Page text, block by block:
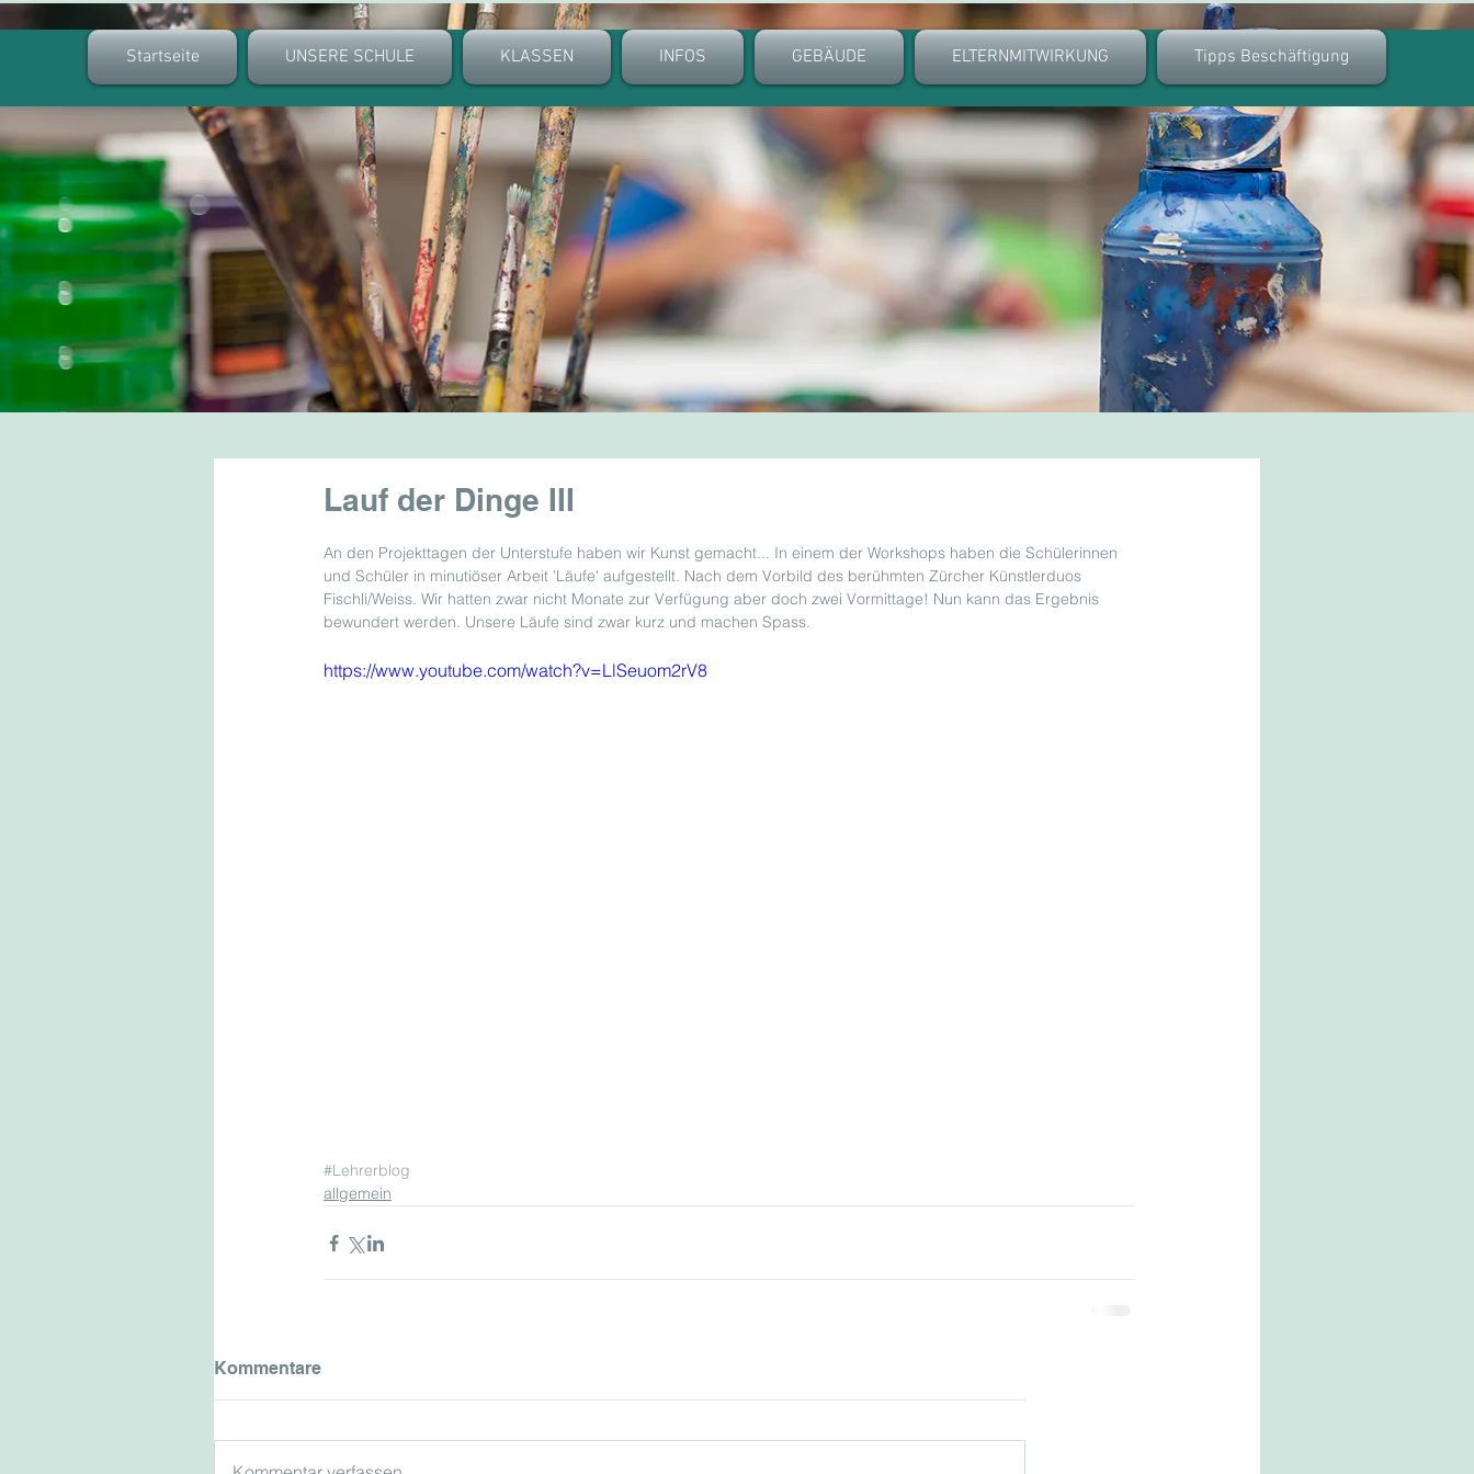
Startseite UNSERE SCHULE KLASSEN INFOS GEBÄUDE ELTERNMITWIRKUNG Tipps Beschäftigung
Lauf der Dinge III
An den Projekttagen der Unterstufe haben wir Kunst gemacht... In einem der Workshops haben die Schülerinnen
und Schüler in minutiöser Arbeit 'Läufe' aufgestellt. Nach dem Vorbild des berühmten Zürcher Künstlerduos
Fischli/Weiss. Wir hatten zwar nicht Monate zur Verfügung aber doch zwei Vormittage! Nun kann das Ergebnis
bewundert werden. Unsere Läufe sind zwar kurz und machen Spass.
https://www.youtube.com/watch?v=LlSeuom2rV8
#Lehrerblog
allgemein
Kommentare